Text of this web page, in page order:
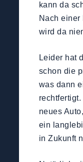
kann da
Nach einer
wird da
Leider hat
schon die
was dann
neues
ein
in Zukunft